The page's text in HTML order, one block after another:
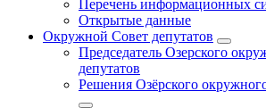
Перечень информационных
Открытые данные
Окружной Совет депутатов
Председатель Озерского
депутатов
Решения Озёрского